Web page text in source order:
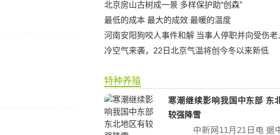
北京房山古树成一景 多样保护助“创森”
最低的成本 最大的成效 最暖的温度
河南安阳狗咬人事件和解 当事人停职并向受伤老
冷空气来袭，22日北京气温将创今冬以来新低
特种养殖
寒潮继续影响我国中东部 东
较强降雪
中新网11月21日电 据